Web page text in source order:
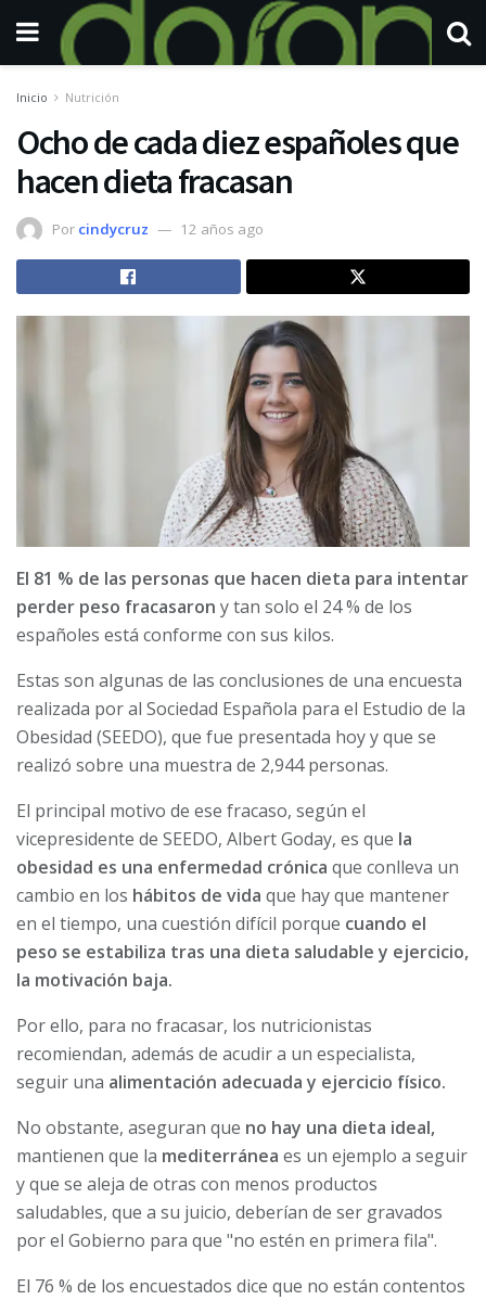
Inicio Nutrición
Ocho de cada diez españoles que
hacen dieta fracasan
Por cindycruz 12 años ago
El 81 % de las personas que hacen dieta para intentar
perder peso fracasaron y tan solo el 24 % de los
españoles está conforme con sus kilos.
Estas son algunas de las conclusiones de una encuesta
realizada por al Sociedad Española para el Estudio de la
Obesidad (SEEDO), que fue presentada hoy y que se
realizó sobre una muestra de 2,944 personas.
El principal motivo de ese fracaso, según el
vicepresidente de SEEDO, Albert Goday, es que la
obesidad es una enfermedad crónica que conlleva un
cambio en los hábitos de vida que hay que mantener
en el tiempo, una cuestión difícil porque cuando el
peso se estabiliza tras una dieta saludable y ejercicio,
la motivación baja.
Por ello, para no fracasar, los nutricionistas
recomiendan, además de acudir a un especialista,
seguir una alimentación adecuada y ejercicio físico.
No obstante, aseguran que no hay una dieta ideal,
mantienen que la mediterránea es un ejemplo a seguir
y que se aleja de otras con menos productos
saludables, que a su juicio, deberían de ser gravados
por el Gobierno para que "no estén en primera fila".
El 76 % de los encuestados dice que no están contentos